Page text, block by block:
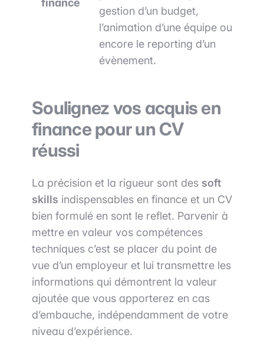
finance
gestion d’un budget,
l’animation d’une équipe ou
encore le reporting d’un
évènement.
Soulignez vos acquis en
finance pour un CV
réussi
La précision et la rigueur sont des soft
skills indispensables en finance et un CV
bien formulé en sont le reflet. Parvenir à
mettre en valeur vos compétences
techniques c’est se placer du point de
vue d’un employeur et lui transmettre les
informations qui démontrent la valeur
ajoutée que vous apporterez en cas
d’embauche, indépendamment de votre
niveau d’expérience.